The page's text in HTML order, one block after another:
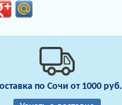
по Сочи от 1000 руб.